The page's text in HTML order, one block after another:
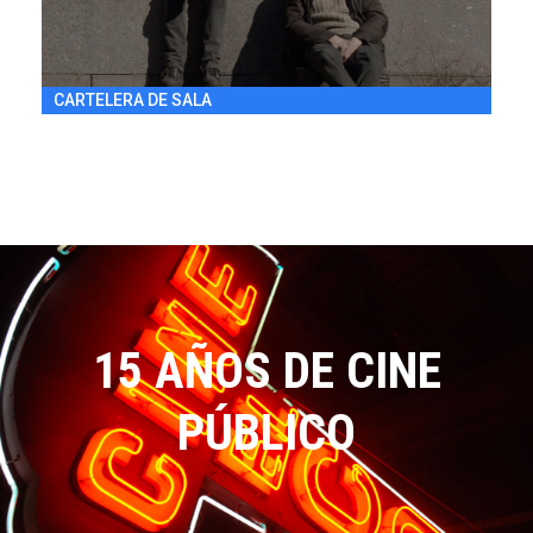
CARTELERA DE SALA
15 AÑOS DE CINE
PÚBLICO